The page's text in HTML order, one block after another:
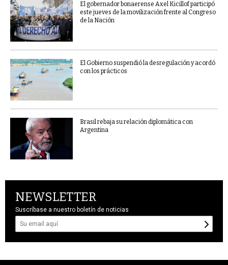
El gobernador bonaerense Axel Kicillof participó
este jueves de la movilización frente al Congreso
de la Nación
El Gobierno suspendió la desregulación y acordó
con los prácticos
Brasil rebaja su relación diplomática con
Argentina
NEWSLETTER
Suscríbase a nuestro boletín de noticias